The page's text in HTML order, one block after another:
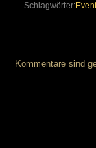
Schlagwörter:Event
Kommentare sind